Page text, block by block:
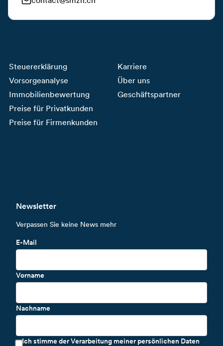
Steuererklärung
Vorsorgeanalyse
Immobilienbewertung
Preise für Privatkunden
Preise für Firmenkunden
Karriere
Über uns
Geschäftspartner
Newsletter
Verpassen Sie keine News mehr
E-Mail
Vorname
Nachname
Ich stimme der Verarbeitung meiner persönlichen Daten